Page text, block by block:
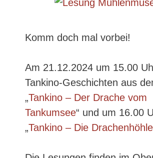
Komm doch mal vorbei!
Am 21.12.2024 um 15.00
Tankino-Geschichten aus
„Tankino – Der Drache vom
Tankumsee“ und um 16.00
„Tankino – Die Drachenhöhle